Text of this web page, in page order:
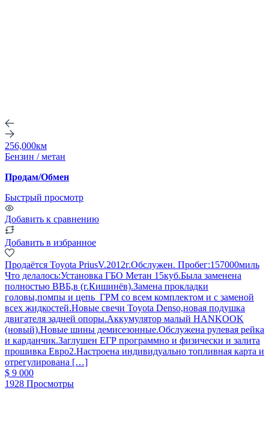
256,000км
Бензин / метан
Продам/Обмен
Быстрый просмотр
Добавить к сравнению
Добавить в избранное
Продаётся Toyota PriusV.2012г.Обслужен. Пробег:157000миль
Что делалось:Установка ГБО Метан 15куб.Была заменена
полностью ВВБ,в (г.Кишинёв).Замена прокладки
головы,помпы и цепь ГРМ со всем комплектом и с заменой
всех жидкостей.Новые свечи Toyota Denso,новая подушка
двигателя задней опоры.Аккумулятор малый HANKOOK
(новый).Новые шины демисезонные.Обслужена рулевая рейка
и карданчик.Заглушен ЕГР программно и физически и залита
прошивка Евро2.Настроена индивидуально топливная карта и
отрегулирована […]
$ 9 000
1928 Просмотры